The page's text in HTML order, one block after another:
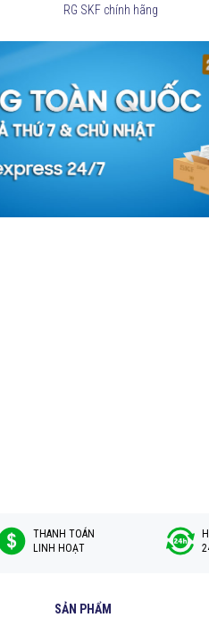
RG SKF chính hãng
THANH TOÁN
LINH HOẠT
SẢN PHẨM